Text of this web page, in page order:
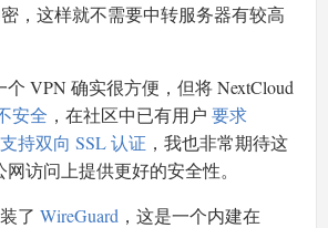
，这样就不需要中转服务器有较高
VPN 确实很方便，但将 NextCloud
安全 ，在社区中已有用户 要求
持双向 SSL 认证 ，我也非常期待这
访问上提供更好的安全性。
了 WireGuard ，这是一个内建在